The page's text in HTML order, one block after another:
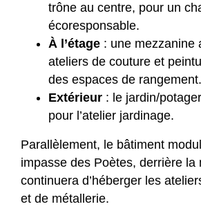
trône au centre, pour un
écoresponsable.
À l’étage : une mezzanine
ateliers de couture et
des espaces de rangement.
Extérieur : le jardin/
pour l’atelier jardinage.
Parallèlement, le bâtiment
impasse des Poètes, derrière la
continuera d’héberger les
et de métallerie.